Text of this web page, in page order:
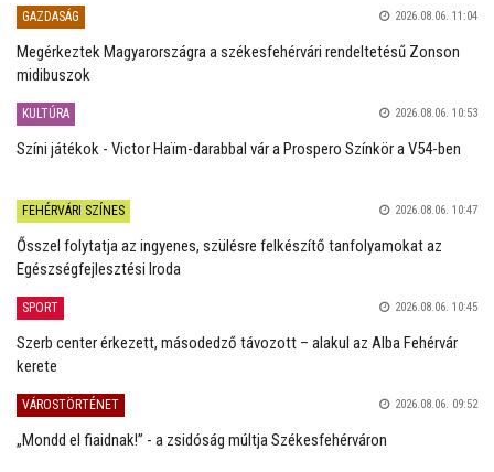
GAZDASÁG 2026.08.06. 11:04
Megérkeztek Magyarországra a székesfehérvári rendeltetésű Zonson
midibuszok
KULTÚRA 2026.08.06. 10:53
Színi játékok - Victor Haïm-darabbal vár a Prospero Színkör a V54-ben
FEHÉRVÁRI SZÍNES 2026.08.06. 10:47
Ősszel folytatja az ingyenes, szülésre felkészítő tanfolyamokat az
Egészségfejlesztési Iroda
SPORT 2026.08.06. 10:45
Szerb center érkezett, másodedző távozott – alakul az Alba Fehérvár
kerete
VÁROSTÖRTÉNET 2026.08.06. 09:52
„Mondd el fiaidnak!” - a zsidóság múltja Székesfehérváron